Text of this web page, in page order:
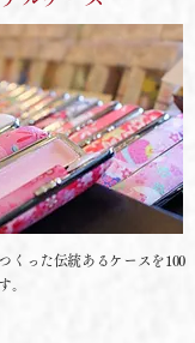
くった伝統あるケースを100
。